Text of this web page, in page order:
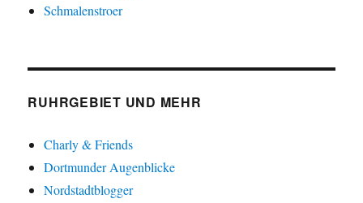
Schmalenstroer
RUHRGEBIET UND MEHR
Charly & Friends
Dortmunder Augenblicke
Nordstadtblogger